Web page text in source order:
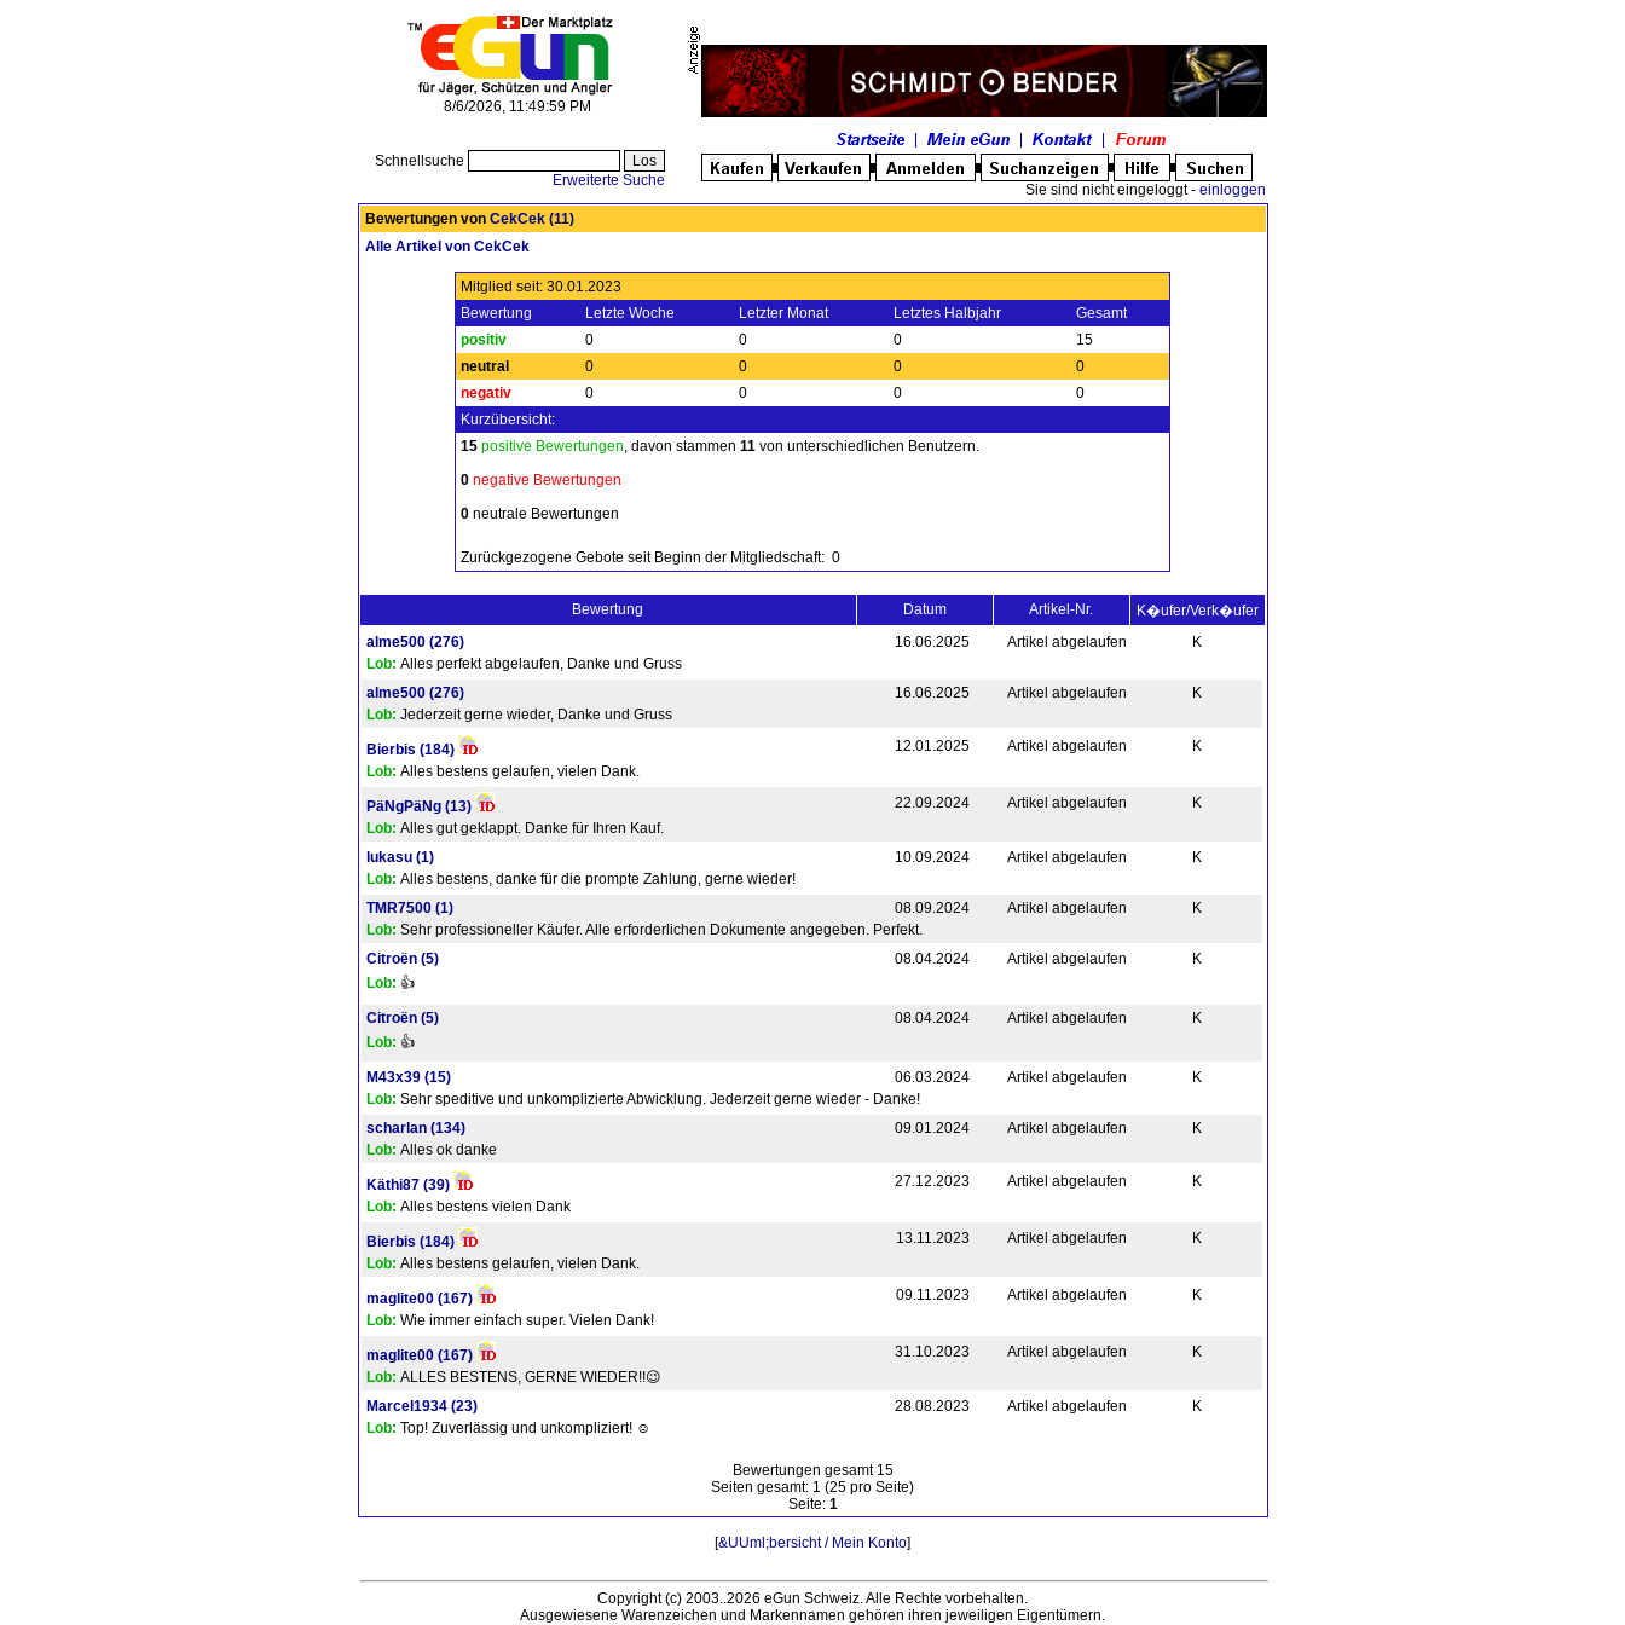
8/6/2026, 11:49:59 PM
Schnellsuche
Erweiterte Suche
Sie sind nicht eingeloggt - einloggen
Bewertungen von CekCek (11)
Alle Artikel von CekCek
Mitglied seit: 30.01.2023
Bewertung
Letzte Woche Letzter Monat Letztes Halbjahr
Gesamt
positiv
0 0 0
15
neutral
0 0 0
0
negativ
0 0 0
0
Kurzübersicht:
15 positive Bewertungen, davon stammen 11 von unterschiedlichen Benutzern.
0 negative Bewertungen
0 neutrale Bewertungen
Zurückgezogene Gebote seit Beginn der Mitgliedschaft: 0
Bewertung Datum Artikel-Nr.
K�ufer/Verk�ufer
alme500 (276) 16.06.2025 Artikel abgelaufen
K
Lob: Alles perfekt abgelaufen, Danke und Gruss
alme500 (276) 16.06.2025 Artikel abgelaufen
K
Lob: Jederzeit gerne wieder, Danke und Gruss
Bierbis (184) 12.01.2025 Artikel abgelaufen
K
Lob: Alles bestens gelaufen, vielen Dank.
PäNgPäNg (13) 22.09.2024 Artikel abgelaufen
K
Lob: Alles gut geklappt. Danke für Ihren Kauf.
lukasu (1) 10.09.2024 Artikel abgelaufen
K
Lob: Alles bestens, danke für die prompte Zahlung, gerne wieder!
TMR7500 (1) 08.09.2024 Artikel abgelaufen
K
Lob: Sehr professioneller Käufer. Alle erforderlichen Dokumente angegeben. Perfekt.
Citroën (5) 08.04.2024 Artikel abgelaufen
K
Lob: 👍
Citroën (5) 08.04.2024 Artikel abgelaufen
K
Lob: 👍
M43x39 (15) 06.03.2024 Artikel abgelaufen
K
Lob: Sehr speditive und unkomplizierte Abwicklung. Jederzeit gerne wieder - Danke!
scharlan (134) 09.01.2024 Artikel abgelaufen
K
Lob: Alles ok danke
Käthi87 (39) 27.12.2023 Artikel abgelaufen
K
Lob: Alles bestens vielen Dank
Bierbis (184) 13.11.2023 Artikel abgelaufen
K
Lob: Alles bestens gelaufen, vielen Dank.
maglite00 (167) 09.11.2023 Artikel abgelaufen
K
Lob: Wie immer einfach super. Vielen Dank!
maglite00 (167) 31.10.2023 Artikel abgelaufen
K
Lob: ALLES BESTENS, GERNE WIEDER!!😉
Marcel1934 (23) 28.08.2023 Artikel abgelaufen
K
Lob: Top! Zuverlässig und unkompliziert! ☺️
Bewertungen gesamt 15
Seiten gesamt: 1 (25 pro Seite)
Seite: 1
[&UUml;bersicht / Mein Konto]
Copyright (c) 2003..2026 eGun Schweiz. Alle Rechte vorbehalten.
Ausgewiesene Warenzeichen und Markennamen gehören ihren jeweiligen Eigentümern.